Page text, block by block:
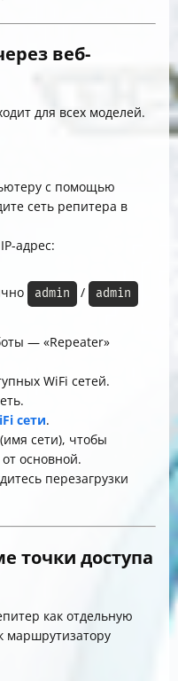
веб-
для всех моделей.
с помощью
сеть репитера в
адрес:
admin / admin
— «Repeater»
WiFi сетей.
сети.
сети), чтобы
основной.
перезагрузки
точки доступа
как отдельную
маршрутизатору